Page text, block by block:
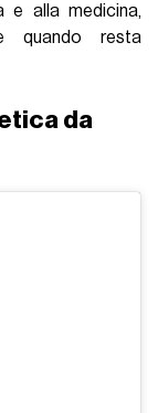
e alla medicina,
quando resta
da